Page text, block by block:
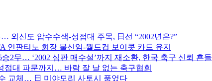
… 외신도 압수수색-성접대 주목, 日선 “2002년은?”
인판티노 회장 불신임-월드컵 보이콧 카드 유지
2무… ‘2002 심판 매수설’까지 재소환, 한국 축구 신뢰 흔들
접대 파문까지… 바람 잘 날 없는 축구협회
교체… 日 미야모리 사토시 품었다